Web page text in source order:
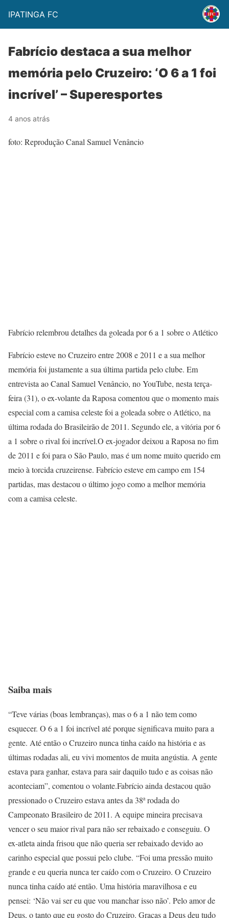
IPATINGA FC
Fabrício destaca a sua melhor
memória pelo Cruzeiro: ‘O 6 a 1 foi
incrível’ – Superesportes
4 anos atrás
foto: Reprodução Canal Samuel Venâncio
Fabrício relembrou detalhes da goleada por 6 a 1 sobre o Atlético
Fabrício esteve no Cruzeiro entre 2008 e 2011 e a sua melhor
memória foi justamente a sua última partida pelo clube. Em
entrevista ao Canal Samuel Venâncio, no YouTube, nesta terça-
feira (31), o ex-volante da Raposa comentou que o momento mais
especial com a camisa celeste foi a goleada sobre o Atlético, na
última rodada do Brasileirão de 2011. Segundo ele, a vitória por 6
a 1 sobre o rival foi incrível.O ex-jogador deixou a Raposa no fim
de 2011 e foi para o São Paulo, mas é um nome muito querido em
meio à torcida cruzeirense. Fabrício esteve em campo em 154
partidas, mas destacou o último jogo como a melhor memória
com a camisa celeste.
Saiba mais
“Teve várias (boas lembranças), mas o 6 a 1 não tem como
esquecer. O 6 a 1 foi incrível até porque significava muito para a
gente. Até então o Cruzeiro nunca tinha caído na história e as
últimas rodadas ali, eu vivi momentos de muita angústia. A gente
estava para ganhar, estava para sair daquilo tudo e as coisas não
aconteciam”, comentou o volante.Fabrício ainda destacou quão
pressionado o Cruzeiro estava antes da 38ª rodada do
Campeonato Brasileiro de 2011. A equipe mineira precisava
vencer o seu maior rival para não ser rebaixado e conseguiu. O
ex-atleta ainda frisou que não queria ser rebaixado devido ao
carinho especial que possui pelo clube. “Foi uma pressão muito
grande e eu queria nunca ter caído com o Cruzeiro. O Cruzeiro
nunca tinha caído até então. Uma história maravilhosa e eu
pensei: ‘Não vai ser eu que vou manchar isso não’. Pelo amor de
Deus, o tanto que eu gosto do Cruzeiro. Graças a Deus deu tudo